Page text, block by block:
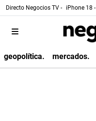
Directo Negocios TV - iPhone 18 -
geopolítica. mercados.